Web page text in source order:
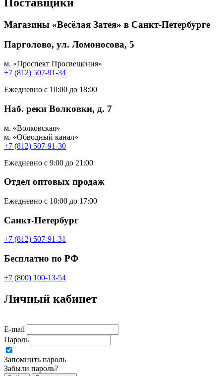
Магазины «Весёлая Затея» в Санкт-Петербурге
Парголово, ул. Ломоносова, 5
м. «Проспект Просвещения»
+7 (812) 507-91-34
Ежедневно с 10:00 до 18:00
Наб. реки Волковки, д. 7
м. «Волковская»
м. «Обводный канал»
+7 (812) 507-91-30
Ежедневно с 9:00 до 21:00
Отдел оптовых продаж
Ежедневно с 10:00 до 17:00
Санкт-Петербург
+7 (812) 507-91-31
Бесплатно по РФ
+7 (800) 100-13-54
Личный кабинет
E-mail
Пароль
Запомнить пароль
Забыли пароль?